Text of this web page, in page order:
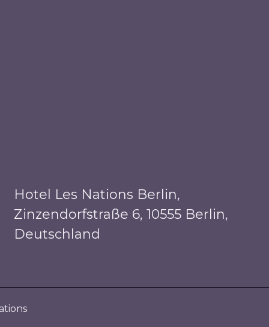
Hotel Les Nations Berlin,
Zinzendorfstraße 6, 10555 Berlin,
Deutschland